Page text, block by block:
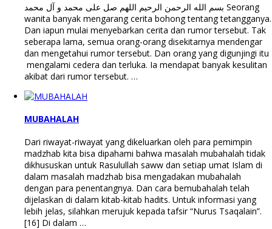
بسم الله الرحمن الرحيم اللهم صل على محمد و آل محمد Seorang
wanita banyak mengarang cerita bohong tentang tetangganya.
Dan iapun mulai menyebarkan cerita dan rumor tersebut. Tak
seberapa lama, semua orang-orang disekitarnya mendengar
dan mengetahui rumor tersebut. Dan orang yang digunjingi itu
mengalami cedera dan terluka. Ia mendapat banyak kesulitan
akibat dari rumor tersebut. …
MUBAHALAH
Dari riwayat-riwayat yang dikeluarkan oleh para pemimpin
madzhab kita bisa dipahami bahwa masalah mubahalah tidak
dikhususkan untuk Rasulullah saww dan setiap umat Islam di
dalam masalah madzhab bisa mengadakan mubahalah
dengan para penentangnya. Dan cara bemubahalah telah
dijelaskan di dalam kitab-kitab hadits. Untuk informasi yang
lebih jelas, silahkan merujuk kepada tafsir “Nurus Tsaqalain”.
[16] Di dalam …